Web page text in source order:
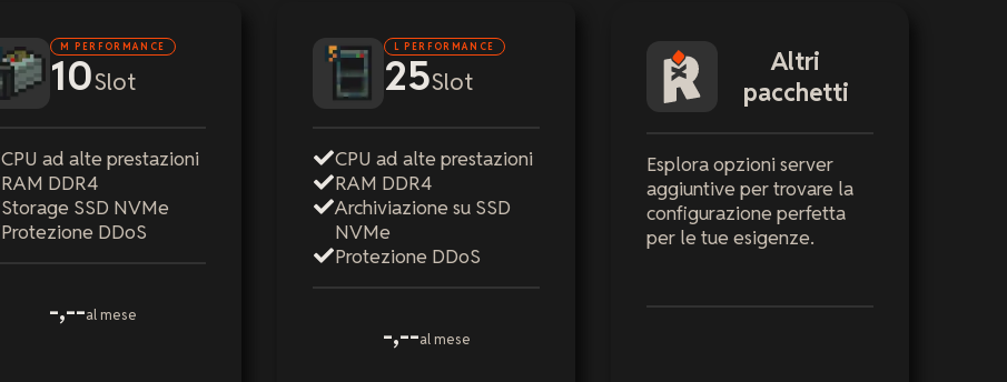
M PERFORMANCE
10Slot
CPU ad alte prestazioni
RAM DDR4
Storage SSD NVMe
Protezione DDoS
-,--al mese
L PERFORMANCE
25Slot
CPU ad alte prestazioni
RAM DDR4
Archiviazione su SSD
NVMe
Protezione DDoS
-,--al mese
Altri
pacchetti
Esplora opzioni server
aggiuntive per trovare la
configurazione perfetta
per le tue esigenze.